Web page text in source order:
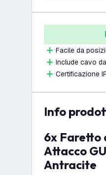
Facile da
Include cavo
Certificazione
info
6x Faretto da Esterno con Picchetto - IP65 -
Attacco
Antracite